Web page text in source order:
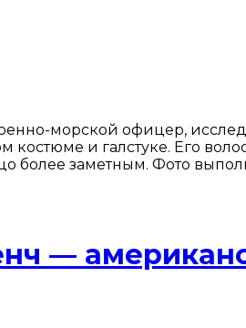
морской офицер,
костюме и галстуке. Его
более заметным. Фото
—